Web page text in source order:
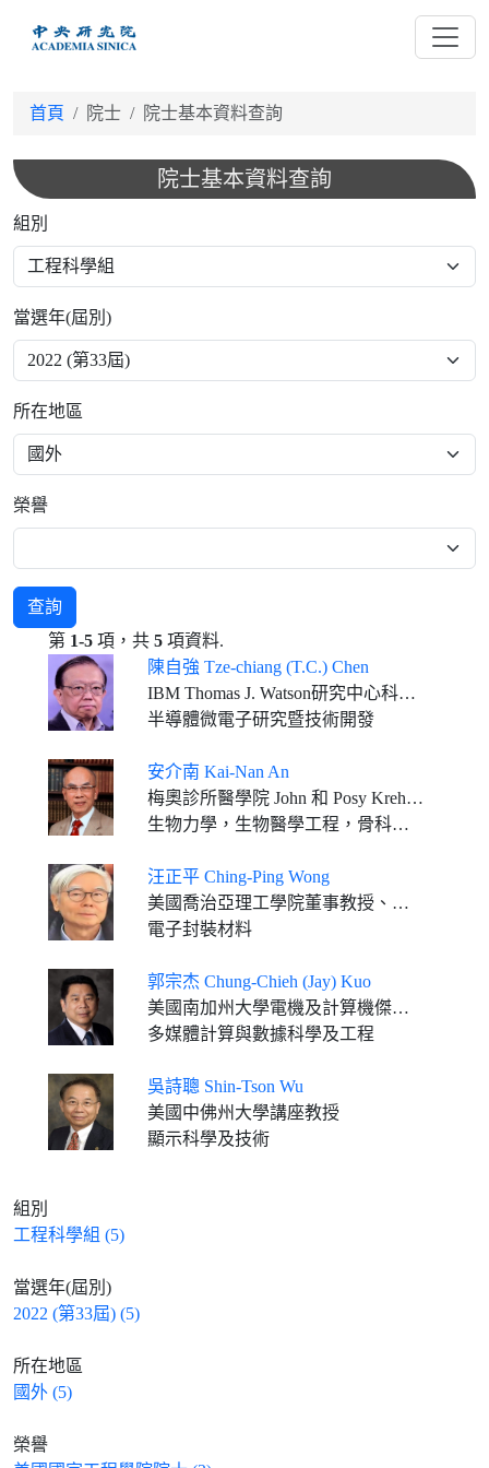
首頁 院士 院士基本資料查詢
院士基本資料查詢
組別
當選年(屆別)
所在地區
榮譽
查詢
第 1-5 項，共 5 項資料.
陳自強 Tze-chiang (T.C.) Chen
IBM Thomas J. Watson研究中心科技策略副總裁、IBM Fellow
半導體微電子研究暨技術開發
安介南 Kai-Nan An
梅奧診所醫學院 John 和 Posy Krehbiel骨科名譽教授
生物力學，生物醫學工程，骨科、復健領域
汪正平 Ching-Ping Wong
美國喬治亞理工學院董事教授、材料科學及工程學系the Charles Smithgall Institute講座教授
電子封裝材料
郭宗杰 Chung-Chieh (Jay) Kuo
美國南加州大學電機及計算機傑出教授及Ming Hsieh講座教授
多媒體計算與數據科學及工程
吳詩聰 Shin-Tson Wu
美國中佛州大學講座教授
顯示科學及技術
組別
工程科學組 (5)
當選年(屆別)
2022 (第33屆) (5)
所在地區
國外 (5)
榮譽